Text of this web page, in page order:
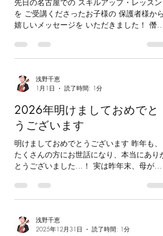
生徒さまの声♪その５
先日の名古屋での スキルアップ・レッスン
を ご受講くださったお子様の 保護者様から
ですが ご紹介させてください🙇
*********************************
************* 『先日はレッスンを あり
謝しております。 娘は喜怒哀楽が わかりに
くい子ですが… 先生のレッスンを 楽しみに
しすぎ、 また緊張（コンクールより 緊張し
たようです）のあまり カチコチでした🤭 レ
ッスンが一瞬ですぎたぁ。 と帰り道に真っ
赤な顔で それも大きな声で😆 そしてまた習
だったのですが 先ずは体操から。 気持ちも
肩も軽やかにしてから 譜面とバイオリンと
を歩いているみたいに 場面をイメージする
大切さ。 「先生、こうやって言ってみえた
浅野千恵
1月1日
読了時間: 1分
2026年明けましておめでと
うございます
明けましておめでとうございます 昨年も、
たくさんの方にお世話になり、本当にありが
調をくずし、年を越えられないかと心配しま
したが、何とか2026年を迎えることがで
き、ホッとしております。 今年は、もっと